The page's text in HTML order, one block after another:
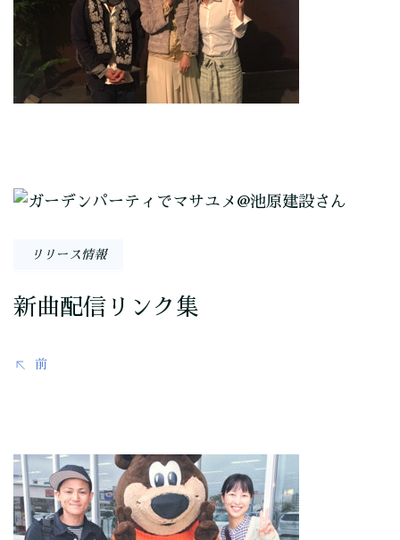
投
稿
ナ
ゲ
シ
ョ
ン
リリース情報
新曲配信リンク集
前